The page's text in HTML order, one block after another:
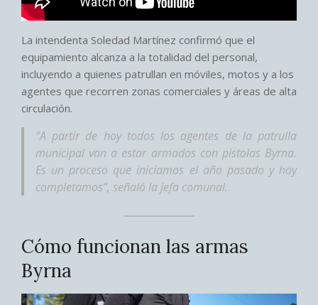
La intendenta Soledad Martínez confirmó que el
equipamiento alcanza a la totalidad del personal,
incluyendo a quienes patrullan en móviles, motos y a los
agentes que recorren zonas comerciales y áreas de alta
circulación.
“A partir de hoy todos los agentes de la patrulla
municipal van a estar armados con pistolas Byrna.
Es un proceso que iniciamos el año pasado y hoy
completamos”, señaló la jefa comunal.
Cómo funcionan las armas
Byrna